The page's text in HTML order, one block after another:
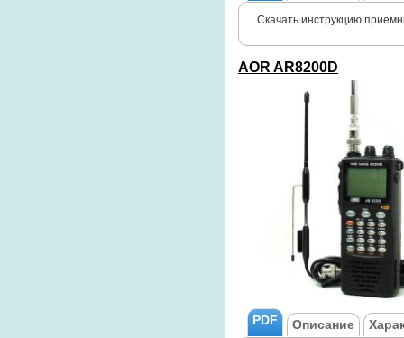
Скачать инструкцию
AOR AR8200D
PDF Описание